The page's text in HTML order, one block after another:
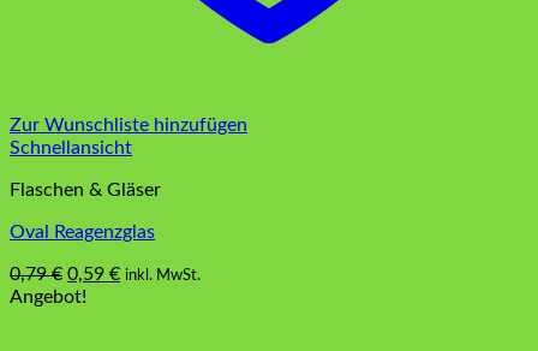
Zur Wunschliste hinzufügen
Schnellansicht
Flaschen & Gläser
Oval Reagenzglas
0,79€ Ursprünglicher
Preis
0,59 €Aktueller
inkl. MwSt.
Angebot!